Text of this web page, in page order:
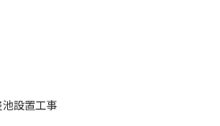
設置工事